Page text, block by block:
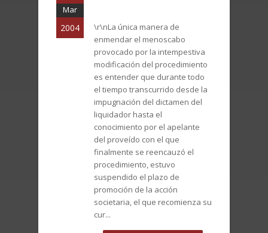
Mar
2004
\r\nLa única manera de
enmendar el menoscabo
provocado por la intempestiva
modificación del procedimiento
es entender que durante todo
el tiempo transcurrido desde la
impugnación del dictamen del
liquidador hasta el
conocimiento por el apelante
del proveído con el que
finalmente se reencauzó el
procedimiento, estuvo
suspendido el plazo de
promoción de la acción
societaria, el que recomienza su
cur...